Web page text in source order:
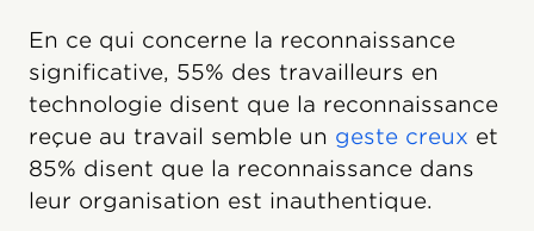
En ce qui concerne la reconnaissance
significative, 55% des travailleurs en
technologie disent que la reconnaissance
reçue au travail semble un geste creux et
85% disent que la reconnaissance dans
leur organisation est inauthentique.